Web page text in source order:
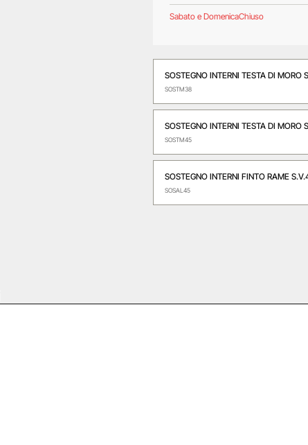
Sabato e DomenicaChiuso
SOSTEGNO INTERNI TESTA DI MORO
SOSTM38
SOSTEGNO INTERNI TESTA DI MORO
SOSTM45
SOSTEGNO INTERNI FINTO RAME
SOSAL45